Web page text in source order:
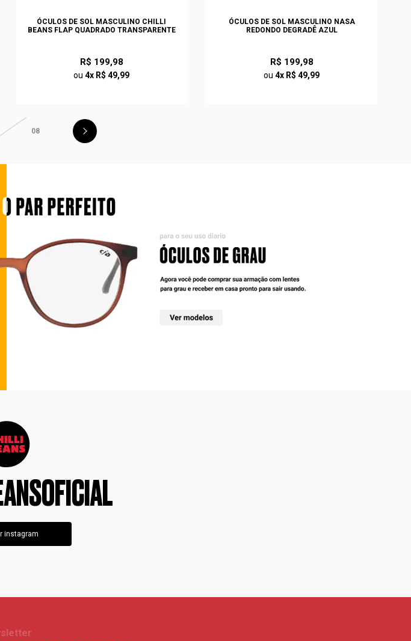
ÓCULOS DE SOL MASCULINO CHILLI
BEANS FLAP QUADRADO TRANSPARENTE
R$ 199,98
ou4x R$ 49,99
ÓCULOS DE SOL MASCULINO NASA
REDONDO DEGRADÊ AZUL
R$ 199,98
ou4x R$ 49,99
08
instagram